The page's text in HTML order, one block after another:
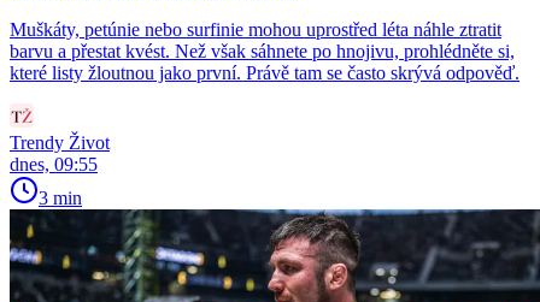
Muškáty, petúnie nebo surfinie mohou uprostřed léta náhle ztratit
barvu a přestat kvést. Než však sáhnete po hnojivu, prohlédněte si,
které listy žloutnou jako první. Právě tam se často skrývá odpověď.
Trendy Život
dnes, 09:55
3 min